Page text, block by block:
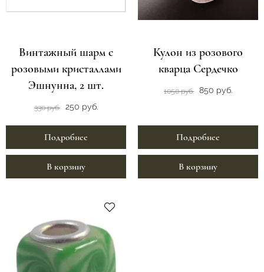
Винтажный шарм с
розовыми кристаллами
Эшнунна, 2 шт.
330 руб. 250 руб.
Подробнее
В корзину
Кулон из розового
кварца Сердечко
1050 руб. 850 руб.
Подробнее
В корзину